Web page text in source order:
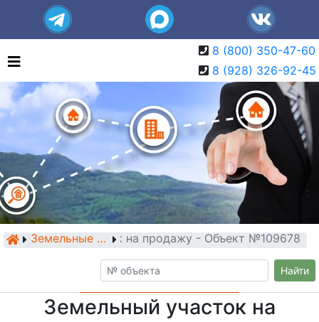
8 (800) 350-47-60
8 (928) 326-92-45
Земельные участки
Земельный участок на продажу - Объект №109678
Найти
Земельный участок на